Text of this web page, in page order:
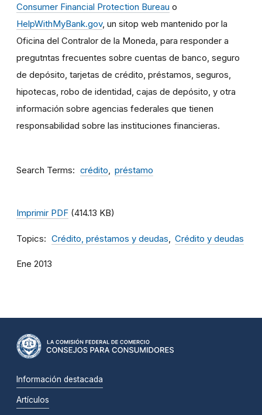
Consumer Financial Protection Bureau o
HelpWithMyBank.gov, un sitop web mantenido por la
Oficina del Contralor de la Moneda, para responder a
pregutntas frecuentes sobre cuentas de banco, seguro
de depósito, tarjetas de crédito, préstamos, seguros,
hipotecas, robo de identidad, cajas de depósito, y otra
información sobre agencias federales que tienen
responsabilidad sobre las instituciones financieras.
Search Terms crédito préstamo
Imprimir PDF (414.13 KB)
Topics Crédito, préstamos y deudas Crédito y deudas
Ene 2013
Información destacada
Artículos